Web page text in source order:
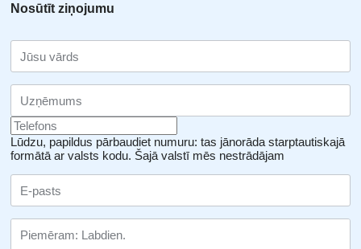
Nosūtīt ziņojumu
Lūdzu, papildus pārbaudiet numuru: tas jānorāda starptautiskajā
formātā ar valsts kodu. Šajā valstī mēs nestrādājam